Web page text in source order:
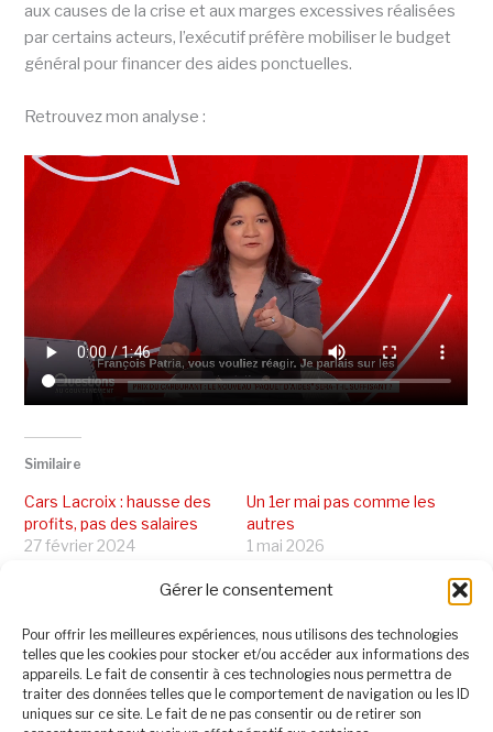
Gérer le consentement
Pour offrir les meilleures expériences, nous utilisons des technologies
telles que les cookies pour stocker et/ou accéder aux informations des
appareils. Le fait de consentir à ces technologies nous permettra de
traiter des données telles que le comportement de navigation ou les ID
uniques sur ce site. Le fait de ne pas consentir ou de retirer son
aux causes de la crise et aux marges excessives réalisées
par certains acteurs, l’exécutif préfère mobiliser le budget
général pour financer des aides ponctuelles.
Retrouvez mon analyse :
Similaire
Cars Lacroix : hausse des
profits, pas des salaires
27 février 2024
Un 1er mai pas comme les
autres
1 mai 2026
Emploi"
Soutien aux agriculteurs
en colère
31 janvier 2024
Dans "En Val d'Oise"